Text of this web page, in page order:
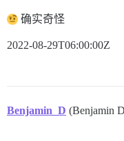
确实奇怪
2022-08-29T06:00:00Z
Benjamin_D (Benjamin